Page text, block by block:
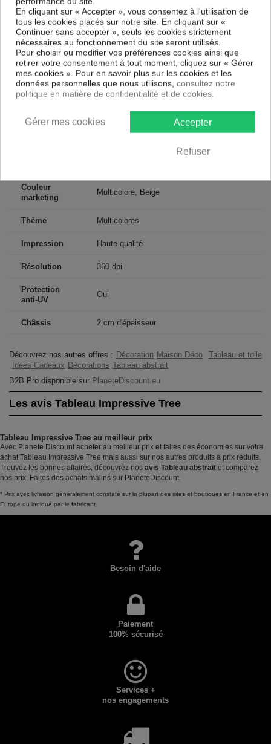
inodore et 100 % sûr, parfait même pour la chambre à coucher et la
chambre des enfants.
Notre large choix de tableaux tendances et modernes constituent un
moyen simple et pas cher de donner une nouvelle touche à vos
intérieurs, il y en a pour tous les goût.
Descriptif technique
Couleur
marketing
Multicolore, Beige
Thème Multicolores
Impression Haute qualité
Résolution 360 dpi
Protection
anti-UV
Oui
Châssis 2 cm d'épaisseur
Découvrez nos autres offres : Décoration Maison Déco
Tableau et toile
Idées Cadeaux Décorations Tableau abstrait
B2B Pro disponible sur PlaneteDiscount.eu
Les avis Tableau Impressive Tree
Tableau Impressive Tree au meilleur prix
Avec Planete Discount acheter au meilleur prix et faites des économies sur votre
achat Tableau Impressive Tree mais aussi sur nos autres produits à prix réduits.
Trouvez les bonnes affaires, découvrez nos avis Tableau abstrait et comparez
nos prix. Faites des achats malins sur PlaneteDiscount.
* Prix avec livraison généralement constaté sur la plupart des sites et boutiques en France et en
Europe ou indiqué par le fabricant.
Besoin d'aide
Paiement
100% sécurisé
Services +
nos engagements
En cliquant sur « Accepter », vous consentez à l'utilisation de
tous les cookies placés sur notre site. En cliquant sur «
Continuer sans accepter », seuls les cookies strictement
nécessaires au fonctionnement du site seront utilisés.
Pour choisir ou modifier vos préférences cookies ainsi que
retirer votre consentement à tout moment, cliquez sur « Gérer
mes cookies ». Pour en savoir plus sur les cookies et les
données personnelles que nous utilisons, consultez notre
politique en matière de confidentialité et de cookies.
Accepter
Refuser
Gérer mes cookies